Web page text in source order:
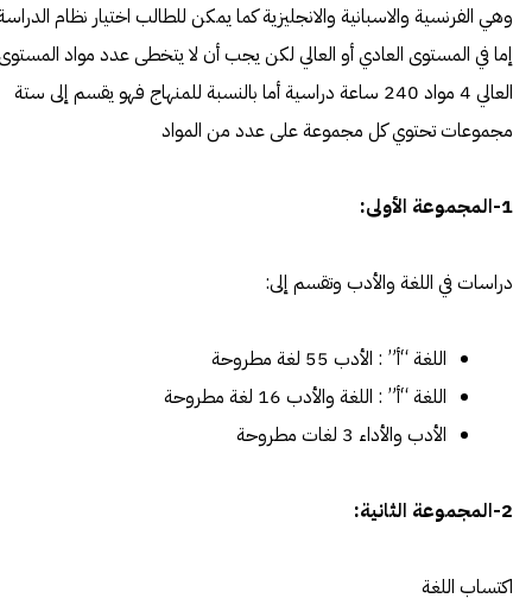
وهي الفرنسية والاسبانية والانجليزية كما يمكن للطالب اختيار نظام
إما في المستوى العادي أو العالي لكن يجب أن لا يتخطى عدد مواد
العالي 4 مواد 240 ساعة دراسية أما بالنسبة للمنهاج فهو يقسم إلى ستة
مجموعات تحتوي كل مجموعة على عدد من المواد
1-المجموعة الأولى:
دراسات في اللغة والأدب وتقسم إلى:
اللغة “أ” : الأدب 55 لغة مطروحة
اللغة “أ” : اللغة والأدب 16 لغة مطروحة
الأدب والأداء 3 لغات مطروحة
2-المجموعة الثانية:
اكتساب اللغة